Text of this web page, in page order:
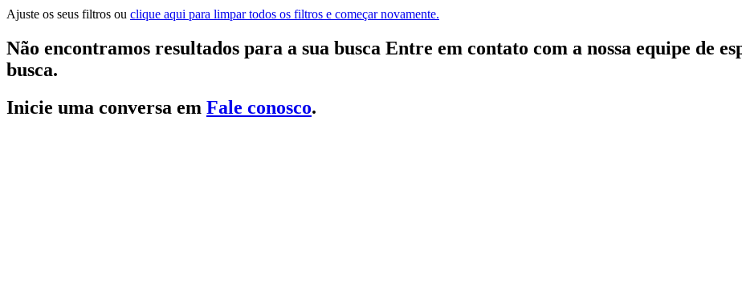
Ajuste os seus filtros ou clique aqui para limpar todos os filtros e começar novamente.
Não encontramos resultados para a sua busca Entre em contato com a nossa equipe de
busca.
Inicie uma conversa em Fale conosco.